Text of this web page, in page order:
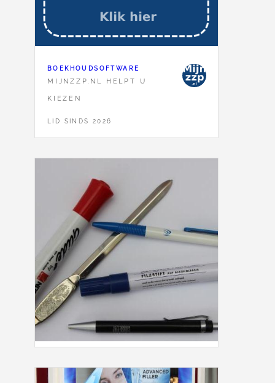
BOEKHOUDSOFTWARE
MIJNZZP.NL HELPT U
KIEZEN
LID SINDS 2026